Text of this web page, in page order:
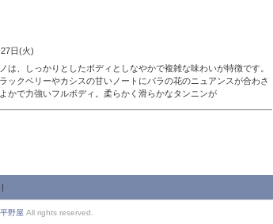
日(火)
は、しっかりとしたボディとしなやかで複雑な味わいが特徴です。
ックベリーやカシスの甘いノートにバラの花のニュアンスが合わさ
かで力強いフルボディ。柔らかく滑らかなタンニンが
|
野屋 All rights reserved.